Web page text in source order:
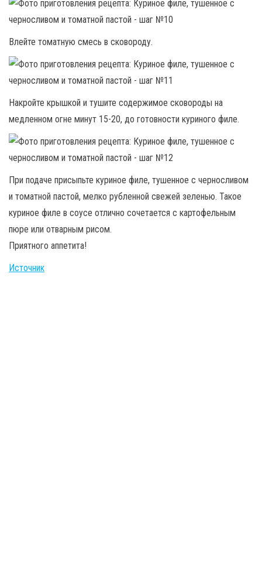
Влейте томатную смесь в сковороду.
Накройте крышкой и тушите содержимое сковороды на
медленном огне минут 15-20, до готовности куриного филе.
При подаче присыпьте куриное филе, тушенное с черносливом
и томатной пастой, мелко рубленной свежей зеленью. Такое
куриное филе в соусе отлично сочетается с картофельным
пюре или отварным рисом.
Приятного аппетита!
Источник